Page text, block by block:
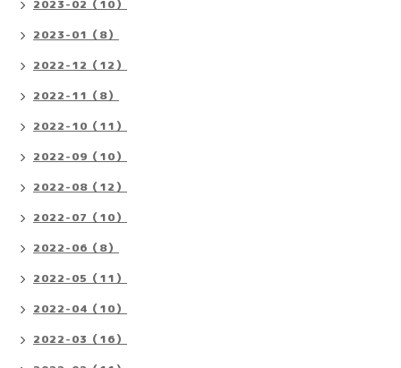
2023-02（10）
2023-01（8）
2022-12（12）
2022-11（8）
2022-10（11）
2022-09（10）
2022-08（12）
2022-07（10）
2022-06（8）
2022-05（11）
2022-04（10）
2022-03（16）